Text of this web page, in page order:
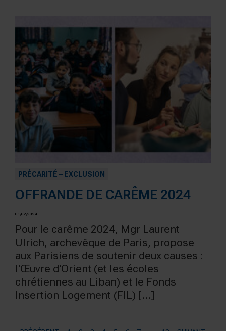
PRÉCARITÉ – EXCLUSION
OFFRANDE DE CARÊME 2024
01/02/2024
Pour le carême 2024, Mgr Laurent
Ulrich, archevêque de Paris, propose
aux Parisiens de soutenir deux causes :
l'Œuvre d'Orient (et les écoles
chrétiennes au Liban) et le Fonds
Insertion Logement (FIL) [...]